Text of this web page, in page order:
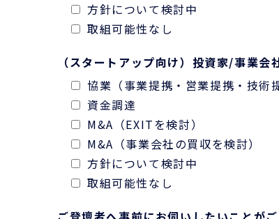
方針について検討中
取組可能性なし
（スタートアップ向け）投資家/事業
協業（事業提携・営業提携・技術
資金調達
M&A（EXITを検討）
M&A（事業会社の買収を検討）
方針について検討中
取組可能性なし